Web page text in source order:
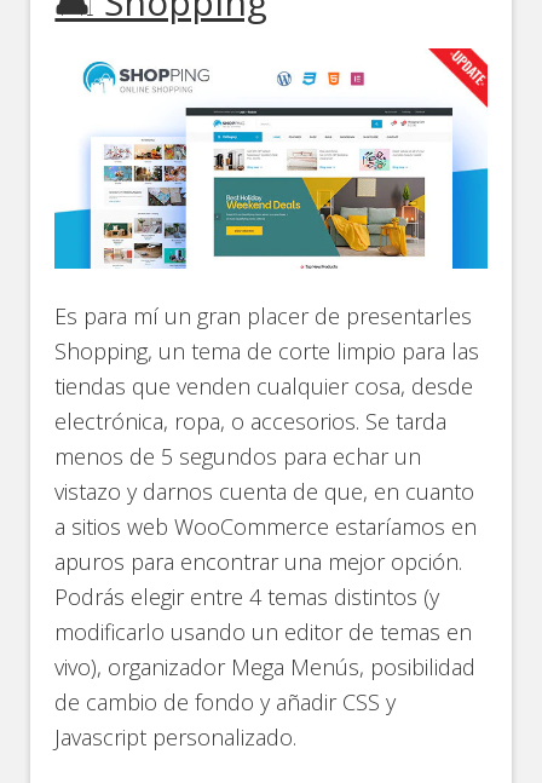
Es para mí un gran placer de presentarles
Shopping, un tema de corte limpio para las
tiendas que venden cualquier cosa, desde
electrónica, ropa, o accesorios. Se tarda
menos de 5 segundos para echar un
vistazo y darnos cuenta de que, en cuanto
a sitios web WooCommerce estaríamos en
apuros para encontrar una mejor opción.
Podrás elegir entre 4 temas distintos (y
modificarlo usando un editor de temas en
vivo), organizador Mega Menús, posibilidad
de cambio de fondo y añadir CSS y
Javascript personalizado.